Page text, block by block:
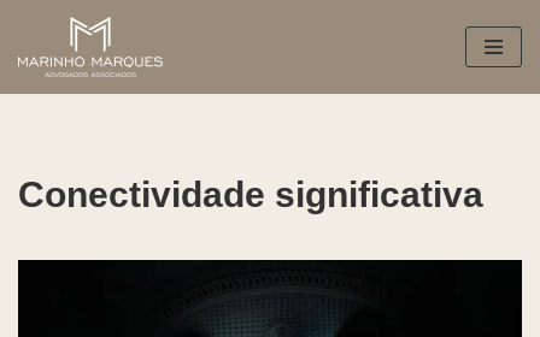
Pular
para
Conectividade significativa